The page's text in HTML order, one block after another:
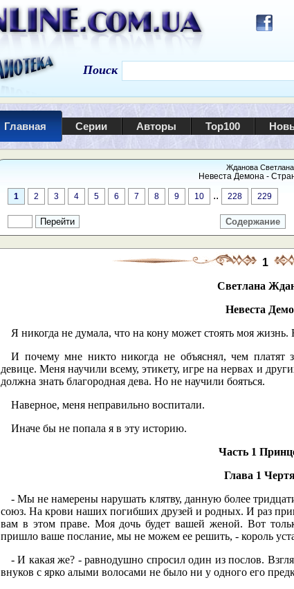
Поиск
Главная Серии Авторы Top100
Жданова Светлана
Невеста Демона -
1 2 3 4 5 6 7 8 9 10 .. 228 229
Содержание
1
Светлана
Невеста
Я никогда не думала, что на кону может стоять моя
И почему мне никто никогда не объяснял, чем платят
девице. Меня научили всему, этикету, игре на нервах и
должна знать благородная дева. Но не научили бояться.
Наверное, меня неправильно воспитали.
Иначе бы не попала я в эту историю.
Часть 1
Глава 1
- Мы не намерены нарушать клятву, данную более
союз. На крови наших погибших друзей и родных. И раз
вам в этом праве. Моя дочь будет вашей женой. Вот
пришло ваше послание, мы не можем ее решить, - король
- И какая же? - равнодушно спросил один из послов.
внуков с ярко алыми волосами не было ни у одного его